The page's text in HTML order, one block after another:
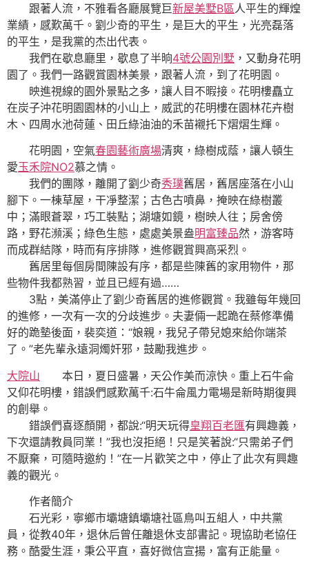
跟著人流，不雅看各廳展覽巨新屋美墅B區人平生的輝煌
業績，感歎萬千。劉少奇的平生，是巨大的平生，光亮磊落
的平生，是我黨的杰出代表。
我們在歇息廳里，歇息了半晌4號公園別墅 ，又動身花明
園了。我們一路觀賞園林美景，跟著人流，到了花明園。
映進視線的園外景點之多，讓人目不暇接。花明樓矗立
在炭子沖花明園園林的小山上，威武的花明樓在園林花卉樹
木、四周水池荷蓮、田丘綠油油的禾苗襯托下熠熠生輝。
花明園，空氣春園藝術廣場清爽，綠樹成蔭，讓人頓生
愛玉禾院NO2慕之情。
我們的團隊，離開了劉少奇秀璞舊居，舊居座落在小山
腳下。一棟草屋，干凈整潔；古色古噴鼻，掩映在綠樹叢
中；滿眼蒼翠，巧工裝點；湖塘如鏡，樹映人往；房舍傍
路，野花瀕溪；綠色生態，處處美景盎明富臻品然，游客時
而成群結隊，時而有序排隊，進修觀賞興高采烈。
舊居里每個房間陳設有序，都是些陳舊的家用物件，那
些物件我都熟習，並且已經有過……
3點，美滿停止了劉少奇舊居的進修觀賞。我雖每年幾回
的進修，一次有一次的分歧進步。夫妻倆一起跪在蔡修準備
好的跪墊後面，裴奕道：“娘親，我兒子帶兒媳來給你端茶
了。”老先輩永遠洞燭奸邪，鼓勵我進步。
大院山 本日，夏日盛暑，天公作美而涼快。重上石牛侖
又仰花明樓，錯誤們感歎萬千:石牛侖風力電場是新時期復興
的創舉。
錯誤們喜逐顏開，都說:“明天玩得皇翔百老匯有興趣義，
下次還請教員同業！”我也沒拒絕！只是笑著說:“只需弟子們
不厭棄，可隨時邀約！”在一片歡笑之中，停止了此次有興趣
義的觀光。
作者簡介
石光彩，寧鄉市壩塘鎮壩塘社區鳥叫五組人，中共黨
員，從教40年，退休后曾任離退休支部書記。現協助老協任
務。酷愛生涯，秉公平直，喜好微信宣揚，富有正能量。